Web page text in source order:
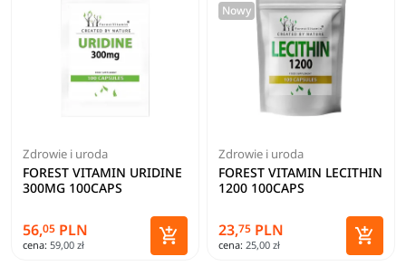
Zdrowie i uroda
FOREST VITAMIN URIDINE
300MG 100CAPS
56,05 PLN
cena: 59,00 zł 
Dodaj do koszyka
Nowy
Zdrowie i uroda
FOREST VITAMIN LECITHIN
1200 100CAPS
23,75 PLN
cena: 25,00 zł 
Dodaj